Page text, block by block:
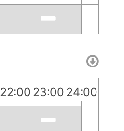
22:00 23:00 24:00